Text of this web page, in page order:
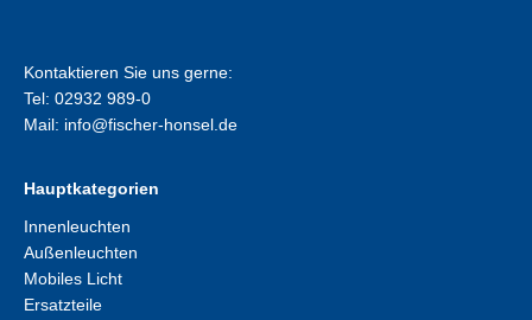
Kontaktieren Sie uns gerne:
Tel: 02932 989-0
Mail: info@fischer-honsel.de
Hauptkategorien
Innenleuchten
Außenleuchten
Mobiles Licht
Ersatzteile